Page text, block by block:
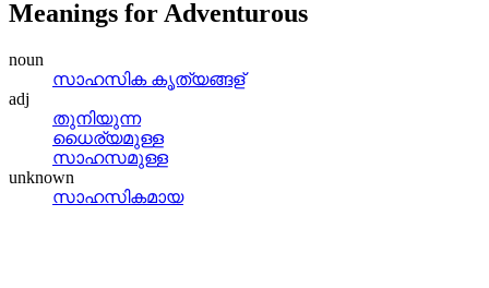
Meanings for Adventurous
noun
സാഹസിക കൃത്യങ്ങള്
adj
തുനിയുന്ന
ധൈര്യമുള്ള
സാഹസമുള്ള
unknown
സാഹസികമായ